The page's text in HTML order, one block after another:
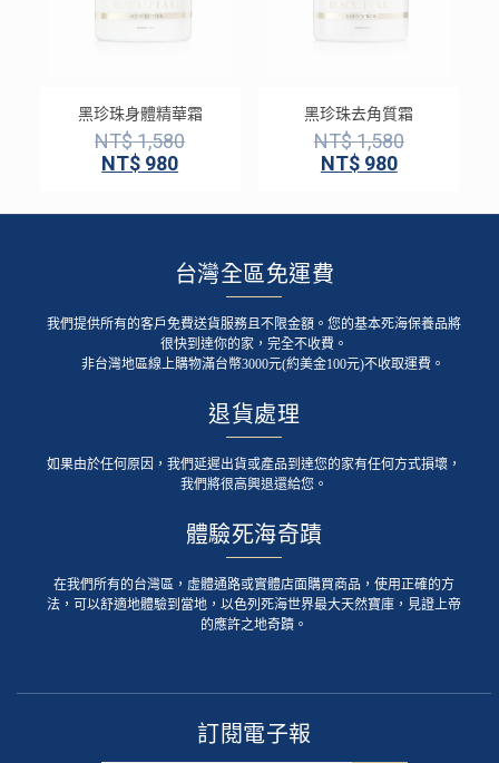
黑珍珠身體精華霜
NT$1,580
NT$ 980
黑珍珠去角質霜
NT$1,580
NT$980
台灣全區免運費
我們提供所有的客戶免費送貨服務且不限金額。您的基本死海保養品將
很快到達你的家，完全不收費。
非台灣地區線上購物滿台幣3000元(約美金100元)不收取運費。
退貨處理
如果由於任何原因，我們延遲出貨或產品到達您的家有任何方式損壞，
我們將很高興退還給您。
體驗死海奇蹟
在我們所有的台灣區，虛體通路或實體店面購買商品，使用正確的方
法，可以舒適地體驗到當地，以色列死海世界最大天然寶庫，見證上帝
的應許之地奇蹟。
訂閱電子報